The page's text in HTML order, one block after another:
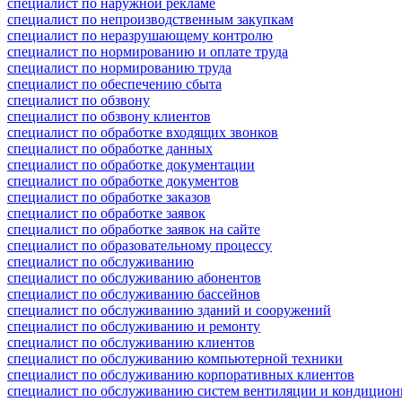
специалист по непроизводственным закупкам
специалист по неразрушающему контролю
специалист по нормированию и оплате труда
специалист по нормированию труда
специалист по обеспечению сбыта
специалист по обзвону
специалист по обзвону клиентов
специалист по обработке входящих звонков
специалист по обработке данных
специалист по обработке документации
специалист по обработке документов
специалист по обработке заказов
специалист по обработке заявок
специалист по обработке заявок на сайте
специалист по образовательному процессу
специалист по обслуживанию
специалист по обслуживанию абонентов
специалист по обслуживанию бассейнов
специалист по обслуживанию зданий и сооружений
специалист по обслуживанию и ремонту
специалист по обслуживанию клиентов
специалист по обслуживанию компьютерной техники
специалист по обслуживанию корпоративных клиентов
специалист по обслуживанию систем вентиляции и